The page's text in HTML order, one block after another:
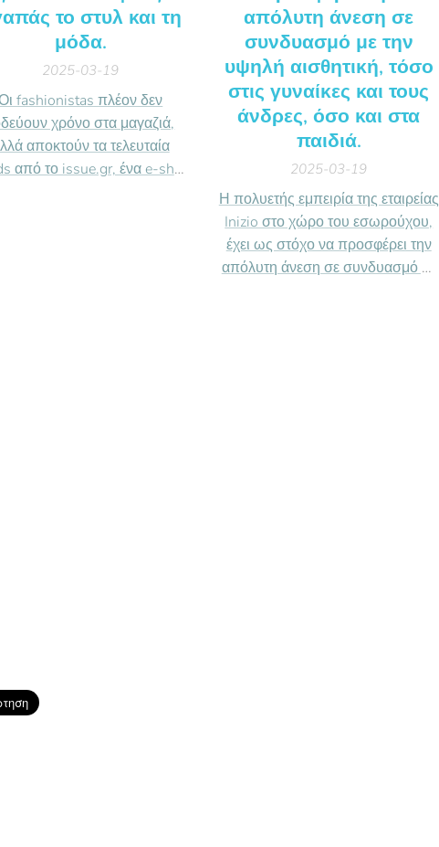
το στυλ και τη
μόδα.
2025-03-19
fashionistas πλέον δεν
χρόνο στα μαγαζιά,
αποκτούν τα τελευταία
από το issue.gr, ένα e-shop
απόλυτη άνεση σε
συνδυασμό με την
υψηλή αισθητική, τόσο
στις γυναίκες και τους
άνδρες, όσο και στα
παιδιά.
2025-03-19
Η πολυετής εμπειρία της εταιρείας
Inizio στο χώρο του εσωρούχου,
έχει ως στόχο να προσφέρει την
απόλυτη άνεση σε συνδυασμό με